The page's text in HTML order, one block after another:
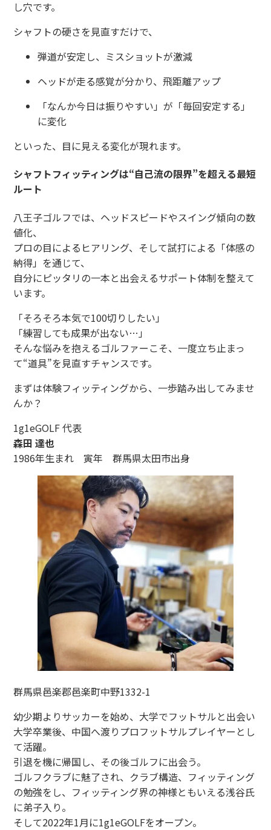
し穴です。
シャフトの硬さを見直すだけで、
弾道が安定し、ミスショットが激減
ヘッドが走る感覚が分かり、飛距離アップ
「なんか今日は振りやすい」が「毎回安定する」
に変化
といった、目に見える変化が現れます。
シャフトフィッティングは“自己流の限界”を超える最短
ルート
八王子ゴルフでは、ヘッドスピードやスイング傾向の数
値化、
プロの目によるヒアリング、そして試打による「体感の
納得」を通じて、
自分にピッタリの一本と出会えるサポート体制を整えて
います。
「そろそろ本気で100切りしたい」
「練習しても成果が出ない…」
そんな悩みを抱えるゴルファーこそ、一度立ち止まっ
て“道具”を見直すチャンスです。
まずは体験フィッティングから、一歩踏み出してみませ
んか？
1g1eGOLF 代表
森田 達也
1986年生まれ 寅年 群馬県太田市出身
群馬県邑楽郡邑楽町中野1332-1
幼少期よりサッカーを始め、大学でフットサルと出会い
大学卒業後、中国へ渡りプロフットサルプレイヤーとし
て活躍。
引退を機に帰国し、その後ゴルフに出会う。
ゴルフクラブに魅了され、クラブ構造、フィッティング
の勉強をし、フィッティング界の神様ともいえる浅谷氏
に弟子入り。
そして2022年1月に1g1eGOLFをオープン。